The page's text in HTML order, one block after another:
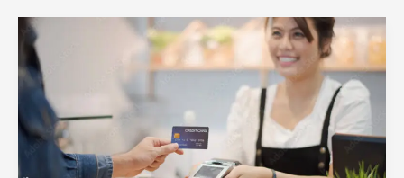
E
Organizar
Suas
Finanças